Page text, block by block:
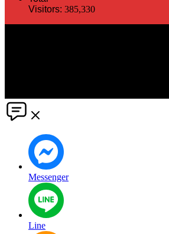
Visitors: 385,330
Messenger
Line